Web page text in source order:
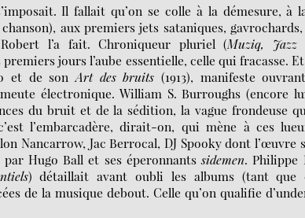
Il fallait qu’on se colle à la démesure, à
aux premiers jets sataniques,
l’a fait. Chroniqueur pluriel (Muziq, Jazz
jours l’aube essentielle, celle qui fracasse.
et de sonArt des bruits (1913), manifeste
électronique. William S. Burroughs (encore
du bruit et de la sédition, la vague frondeuse
l’embarcadère, dirait-on, qui mène à ces
Nancarrow, Jac Berrocal, DJ Spooky dont l’œuvre
Hugo Ball et ses éperonnantssidemen. Philippe
) détaillait avant oubli les albums (tant que
de la musique debout. Celle qu’on qualifie